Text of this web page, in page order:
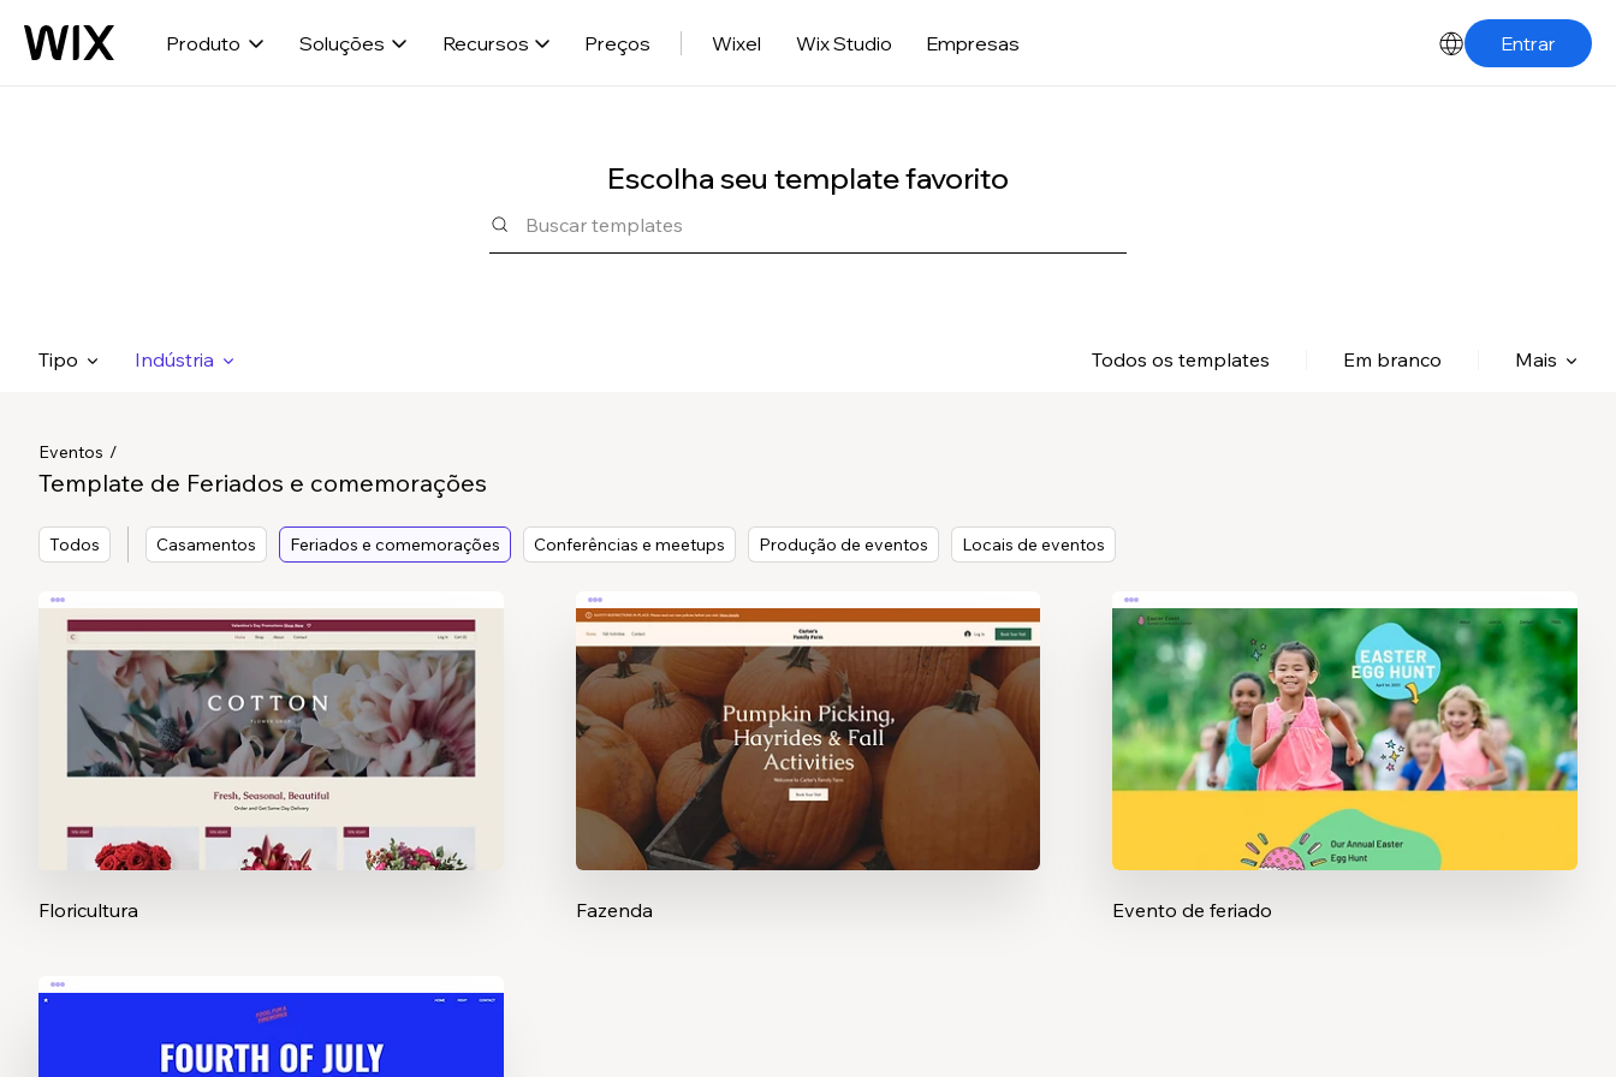
Produto Soluções Recursos Preços Wixel Wix Studio Empresas Entrar
Escolha seu template favorito
Tipo Indústria Todos os templates Em branco Mais
Eventos
Template de Feriados e comemorações
Todos Casamentos Feriados e comemorações Conferências e meetups Produção de eventos Locais de eventos
Floricultura Fazenda Evento de feriado